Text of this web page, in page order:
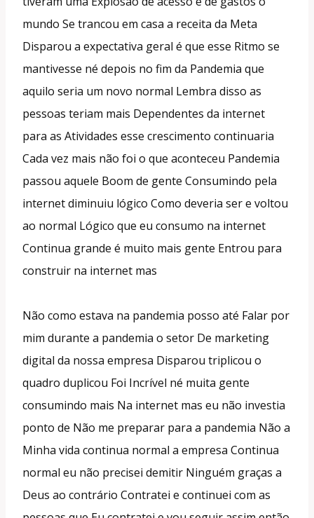
mundo Se trancou em casa a receita da Meta
Disparou a expectativa geral é que esse Ritmo se
mantivesse né depois no fim da Pandemia que
aquilo seria um novo normal Lembra disso as
pessoas teriam mais Dependentes da internet
para as Atividades esse crescimento continuaria
Cada vez mais não foi o que aconteceu Pandemia
passou aquele Boom de gente Consumindo pela
internet diminuiu lógico Como deveria ser e voltou
ao normal Lógico que eu consumo na internet
Continua grande é muito mais gente Entrou para
construir na internet mas
Não como estava na pandemia posso até Falar por
mim durante a pandemia o setor De marketing
digital da nossa empresa Disparou triplicou o
quadro duplicou Foi Incrível né muita gente
consumindo mais Na internet mas eu não investia
ponto de Não me preparar para a pandemia Não a
Minha vida continua normal a empresa Continua
normal eu não precisei demitir Ninguém graças a
Deus ao contrário Contratei e continuei com as